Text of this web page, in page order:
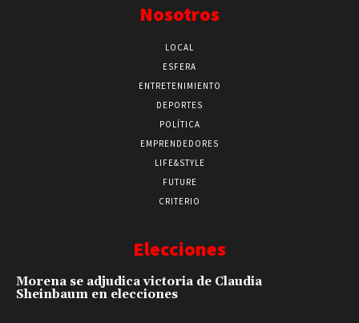
Nosotros
LOCAL
ESFERA
ENTRETENIMIENTO
DEPORTES
POLÍTICA
EMPRENDEDORES
LIFE&STYLE
FUTURE
CRITERIO
Elecciones
Morena se adjudica victoria de Claudia
Sheinbaum en elecciones